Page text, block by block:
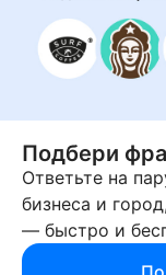
не является
правообладателя
предоставления
осуществленные
на сайте или
предоставленной
правообладатель.
© 2013-2026
166109472099 ОГРН
При использовании
обязательна. 12+
Подбери
Ответьте на
бизнеса и
— быстро и